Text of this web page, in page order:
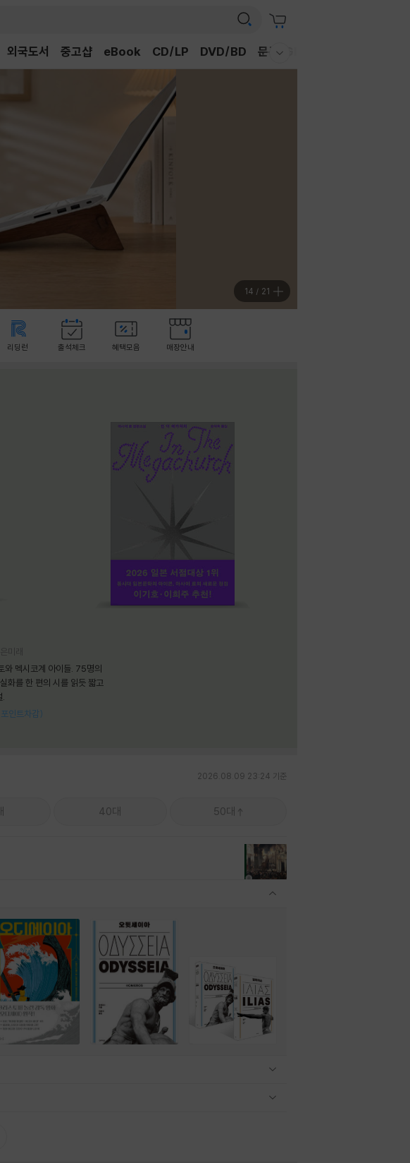
외국도서 중고샵 eBook CD/LP DVD/BD 문구/GIFT
15 / 21
리딩런 출석체크 혜택모음 매장안내
와 멕시코계 아이들. 75명의
화를 한 편의 시를 읽듯 짧고
인트차감)
2026.08.09 23:24 기준
40대 50대